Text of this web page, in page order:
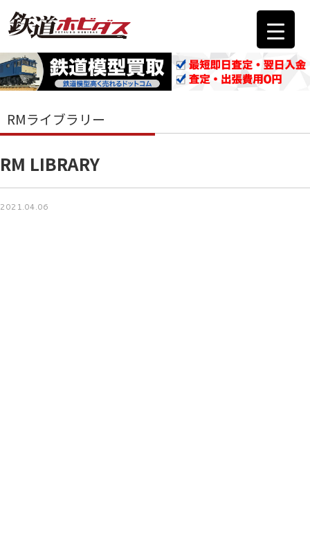
RMライブラリー
RM LIBRARY
2021.04.06